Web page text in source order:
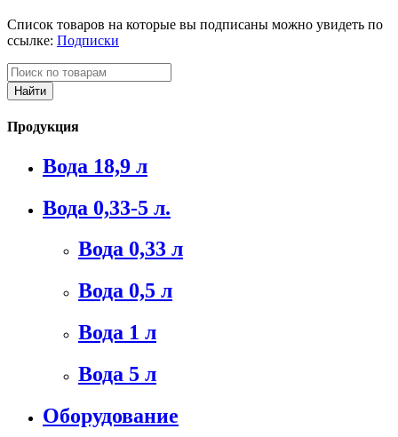
Список товаров на которые вы подписаны можно увидеть по
ссылке: Подписки
Продукция
Вода 18,9 л
Вода 0,33-5 л.
Вода 0,33 л
Вода 0,5 л
Вода 1 л
Вода 5 л
Оборудование